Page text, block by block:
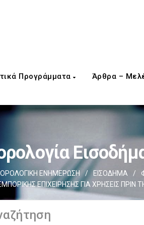
Προγράμματα Άρθρα –
ΕΝΗΜΕΡΩΣΗ / ΕΙΣΟΔΗΜΑ /
ΕΠΙΧΕΙΡΗΣΗΣ ΓΙΑ ΧΡΗΣΕΙΣ ΠΡΙΝ